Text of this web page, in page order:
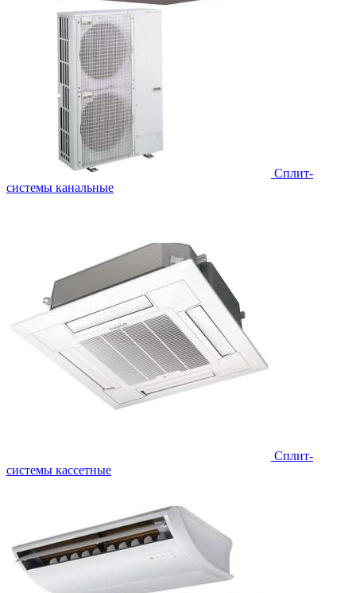
Сплит-
системы канальные
Сплит-
системы кассетные